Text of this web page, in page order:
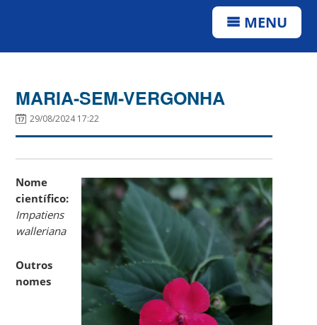
MENU
MARIA-SEM-VERGONHA
29/08/2024 17:22
Nome
científico:
Impatiens
walleriana
Outros
nomes